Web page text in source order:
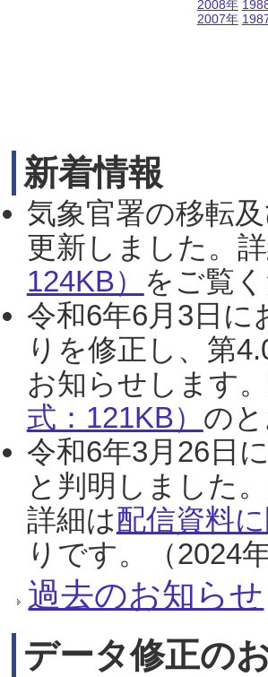
2008年
2007年
新着情報
気象官署の移転
更新しました。
124KB） をご覧
令和6年6月3日に
りを修正し、第
お知らせします
式：121KB） の
令和6年3月26日
と判明しました
詳細は配信資料
りです。（2024
過去のお知らせ
データ修正の